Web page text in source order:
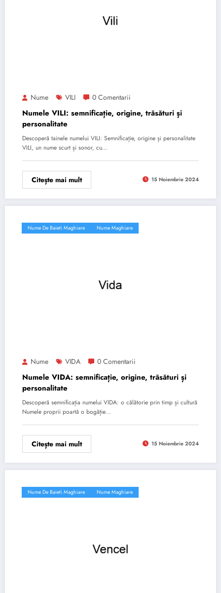
Nume VILI 0 Comentarii
Numele VILI: semnificație, origine, trăsături și
personalitate
Descoperă tainele numelui VILI: Semnificație, origine și personalitate
VILI, un nume scurt și sonor, cu…
Citește mai mult 15 Noiembrie 2024
Nume De Baieti Maghiare Nume Maghiare
Nume VIDA 0 Comentarii
Numele VIDA: semnificație, origine, trăsături și
personalitate
Descoperă semnificația numelui VIDA: o călătorie prin timp și cultură
Numele proprii poartă o bogăție…
Citește mai mult 15 Noiembrie 2024
Nume De Baieti Maghiare Nume Maghiare